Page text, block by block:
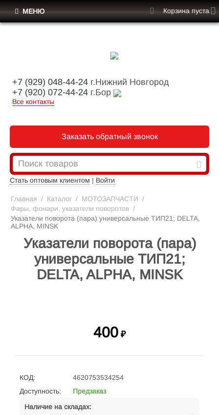
+7 (929) 048-44-24 г.Нижний Новгород
+7 (920) 072-44-24 г.Бор
Все контакты
Заказать обратный звонок
Стать оптовым клиентом | Войти
МЕНЮ Корзина пуста
Главная / Каталог / МОТОЗАПЧАСТИ /
Фары, фонари, указатели поворотов /
Указатели поворота (пара) универсальные ТИП21; DELTA,
ALPHA, MINSK
Указатели поворота (пара)
универсальные ТИП21;
DELTA, ALPHA, MINSK
400 ₽
КОД:
4620753534254
Доступность:
Предзаказ
Наличие на складах: